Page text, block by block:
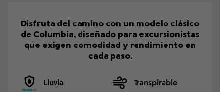
Disfruta del camino con un modelo clásico
de Columbia, diseñado para excursionistas
que exigen comodidad y rendimiento en
cada paso.
Lluvia
Transpirable